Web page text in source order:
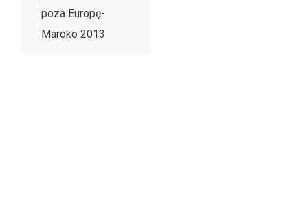
poza Europę-
Maroko 2013